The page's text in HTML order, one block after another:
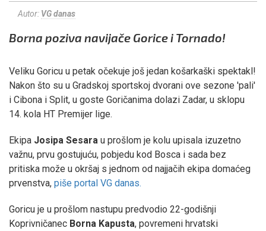
Autor: VG danas
Borna poziva navijače Gorice i Tornado!
Veliku Goricu u petak očekuje još jedan košarkaški spektakl!
Nakon što su u Gradskoj sportskoj dvorani ove sezone 'pali'
i Cibona i Split, u goste Goričanima dolazi Zadar, u sklopu
14. kola HT Premijer lige.
Ekipa Josipa Sesara u prošlom je kolu upisala izuzetno
važnu, prvu gostujuću, pobjedu kod Bosca i sada bez
pritiska može u okršaj s jednom od najjačih ekipa domaćeg
prvenstva, piše portal VG danas.
Goricu je u prošlom nastupu predvodio 22-godišnji
Koprivničanec Borna Kapusta, povremeni hrvatski